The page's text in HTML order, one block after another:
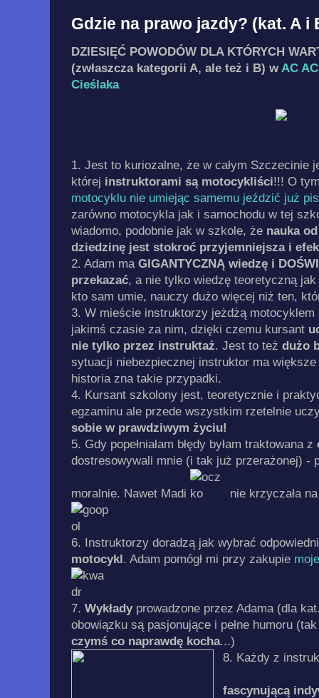
Gdzie na prawo jazdy? (kat. A i
DZIESIĘĆ POWODÓW DLA KTÓRYCH
(zwłaszcza kategorii A, ale też i B) w AC
Cieślaka
1. Jest to kuriozalne, że w całym Szczecinie
której instruktorami są motocykliści!!! O
motocyklu nie umiejąc samemu jeździć już
zarówno motocykla jak i samochodu w tej
wiadomo, podobnie jak w szkole, że nauka
dziedzinę jest stokroć przyjemniejsza i
2. Adam ma GIGANTYCZNĄ wiedzę i
przekazać, a nie tylko wiedzę teoretyczną
kto sam umie, nauczy dużo więcej niż ten,
3. W mieście instruktorzy jeżdżą motocyklem
jakimś czasie za nim, dzięki czemu kursant
nie tylko przez instruktaż. Jest to też dużo
sytuacji niebezpiecznej instruktor ma
historia zna takie przypadki.
4. Kursant szkolony jest, teoretycznie i
egzaminu ale przede wszystkim rzetelnie
sobie w prawdziwym życiu!
5. Gdy popełniałam błędy byłam traktowana z
dostresowywali mnie (i tak już przerażonej) -
moralnie. Nawet Madi nie krzyczała
6. Instruktorzy doradzą jak wybrać
motocykl. Adam pomógł mi przy zakupie
7. Wykładyprowadzone przez Adama (dla
obowiązku są pasjonujące i pełne humoru
czymś co naprawdę kocha...)
8. Każdy z
fascynującą